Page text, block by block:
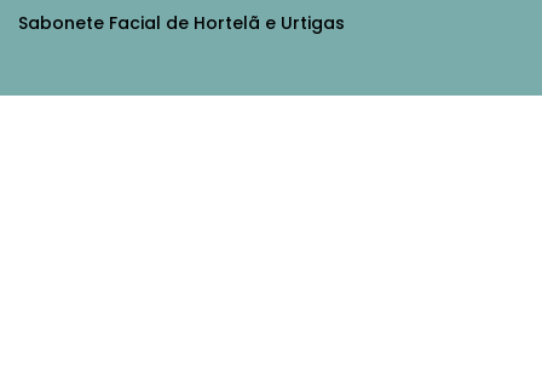
Sabonete Facial de Hortelã e Urtigas